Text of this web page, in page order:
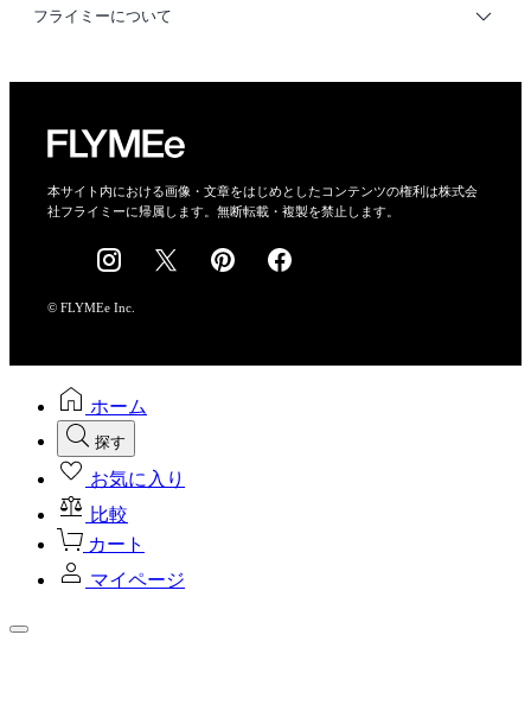
利用規約
フライミーについて
会社概要
採用情報
本サイト内における画像・文章をはじめとしたコンテンツの権利は株式会
社フライミーに帰属します。無断転載・複製を禁止します。
© FLYMEe Inc.
ホーム
探す
お気に入り
比較
カート
マイページ